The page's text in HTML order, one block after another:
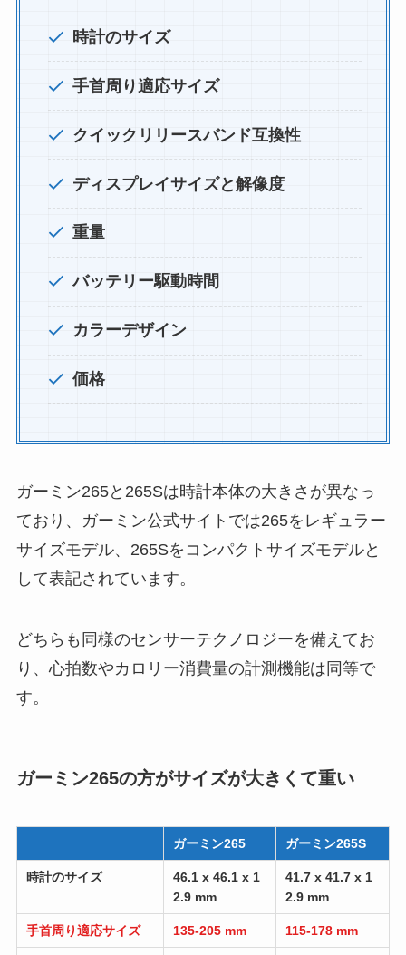
時計のサイズ
手首周り適応サイズ
クイックリリースバンド互換性
ディスプレイサイズと解像度
重量
バッテリー駆動時間
カラーデザイン
価格
ガーミン265と265Sは時計本体の大きさが異なっ
ており、ガーミン公式サイトでは265をレギュラー
サイズモデル、265Sをコンパクトサイズモデルと
して表記されています。
どちらも同様のセンサーテクノロジーを備えてお
り、心拍数やカロリー消費量の計測機能は同等で
す。
ガーミン265の方がサイズが大きくて重い
ガーミン265 ガーミン265S
時計のサイズ
46.1 x 46.1 x 1
2.9 mm
41.7 x 41.7 x 1
2.9 mm
手首周り適応サイズ 135-205 mm 115-178 mm